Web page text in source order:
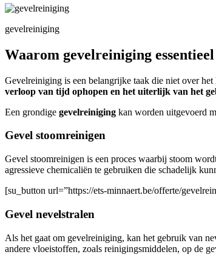
gevelreiniging
Waarom gevelreiniging
Gevelreiniging is een belangrijke taak die niet over
verloop van tijd ophopen en het uiterlijk van het
Een grondige gevelreiniging kan worden uitgevoerd
Gevel stoomreinigen
Gevel stoomreinigen is een proces waarbij stoom
agressieve chemicaliën te gebruiken die schadelijk
[su_button url=”https://ets-minnaert.be/offerte/
Gevel nevelstralen
Als het gaat om gevelreiniging, kan het gebruik van
andere vloeistoffen, zoals reinigingsmiddelen, op de